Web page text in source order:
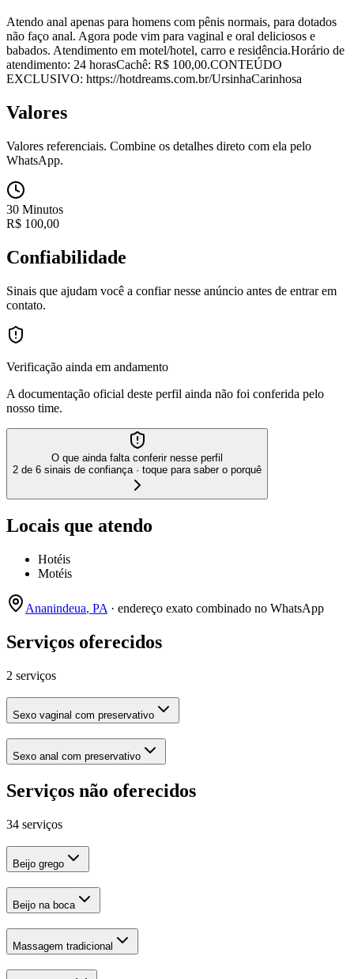
Atendo anal apenas para homens com pênis normais, para dotados
não faço anal. Agora pode vim para vaginal e oral deliciosos e
babados. Atendimento em motel/hotel, carro e residência.Horário de
atendimento: 24 horasCachê: R$ 100,00.CONTEÚDO
EXCLUSIVO: https://hotdreams.com.br/UrsinhaCarinhosa
Valores
Valores referenciais. Combine os detalhes direto com ela pelo
WhatsApp.
30 Minutos
R$ 100,00
Confiabilidade
Sinais que ajudam você a confiar nesse anúncio antes de entrar em
contato.
Verificação ainda em andamento
A documentação oficial deste perfil ainda não foi conferida pelo
nosso time.
O que ainda falta conferir nesse perfil
2 de 6 sinais de confiança · toque para saber o porquê
Locais que atendo
Hotéis
Motéis
Ananindeua, PA · endereço exato combinado no WhatsApp
Serviços oferecidos
2 serviços
Sexo vaginal com preservativo
Sexo anal com preservativo
Serviços não oferecidos
34 serviços
Beijo grego
Beijo na boca
Massagem tradicional